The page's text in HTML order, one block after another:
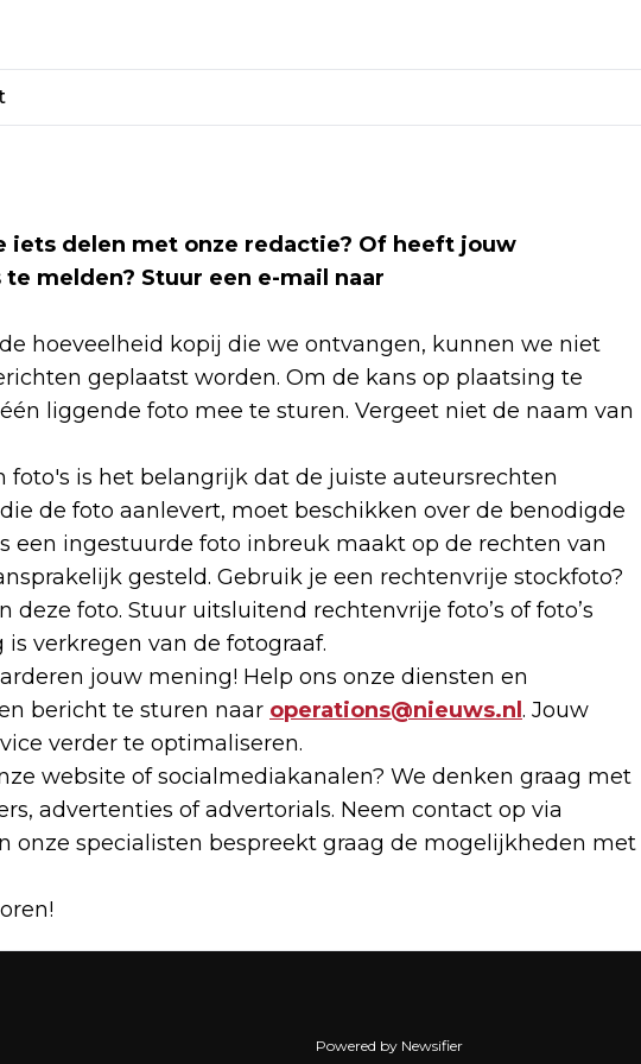
iets delen met onze redactie? Of heeft jouw
melden? Stuur een e-mail naar
hoeveelheid kopij die we ontvangen, kunnen we niet
geplaatst worden. Om de kans op plaatsing te
liggende foto mee te sturen. Vergeet niet de naam van
foto's is het belangrijk dat de juiste auteursrechten
de foto aanlevert, moet beschikken over de benodigde
een ingestuurde foto inbreuk maakt op de rechten van
gesteld. Gebruik je een rechtenvrije stockfoto?
foto. Stuur uitsluitend rechtenvrije foto’s of foto’s
verkregen van de fotograaf.
jouw mening! Help ons onze diensten en
bericht te sturen naar operations@nieuws.nl . Jouw
verder te optimaliseren.
website of socialmediakanalen? We denken graag met
advertenties of advertorials. Neem contact op via
onze specialisten bespreekt graag de mogelijkheden met
Powered by Newsifier